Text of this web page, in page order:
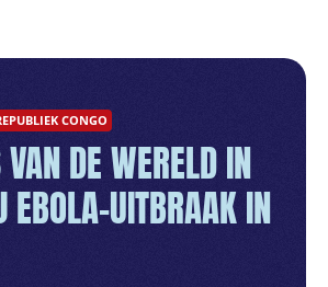
CONGO
VAN DE WERELD IN
EBOLA-UITBRAAK IN